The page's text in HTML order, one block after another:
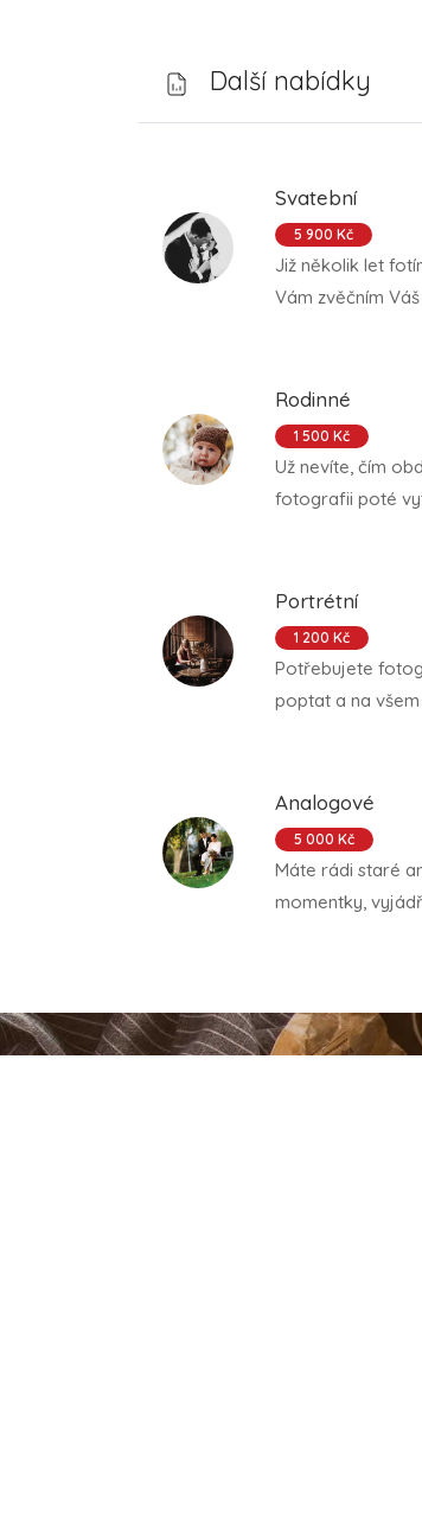
Další nabídky
Svatební
5 900 Kč
Již několik let
Vám zvěčním
Rodinné
1 500 Kč
Už nevíte, čím
fotografii poté
Portrétní
1 200 Kč
Potřebujete
poptat a na
Analogové
5 000 Kč
Máte rádi staré
momentky,